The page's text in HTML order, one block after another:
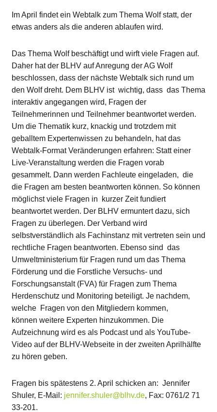
Im April findet ein Webtalk zum Thema Wolf statt, der
etwas anders als die anderen ablaufen wird.
Das Thema Wolf beschäftigt und wirft viele Fragen auf.
Daher hat der BLHV auf Anregung der AG Wolf
beschlossen, dass der nächste Webtalk sich rund um
den Wolf dreht. Dem BLHV ist wichtig, dass das Thema
interaktiv angegangen wird, Fragen der
Teilnehmerinnen und Teilnehmer beantwortet werden.
Um die Thematik kurz, knackig und trotzdem mit
geballtem Expertenwissen zu behandeln, hat das
Webtalk-Format Veränderungen erfahren: Statt einer
Live-Veranstaltung werden die Fragen vorab
gesammelt. Dann werden Fachleute eingeladen, die
die Fragen am besten beantworten können. So können
möglichst viele Fragen in kurzer Zeit fundiert
beantwortet werden. Der BLHV ermuntert dazu, sich
Fragen zu überlegen. Der Verband wird
selbstverständlich als Fachinstanz mit vertreten sein und
rechtliche Fragen beantworten. Ebenso sind das
Umweltministerium für Fragen rund um das Thema
Förderung und die Forstliche Versuchs- und
Forschungsanstalt (FVA) für Fragen zum Thema
Herdenschutz und Monitoring beteiligt. Je nachdem,
welche Fragen von den Mitgliedern kommen,
können weitere Experten hinzukommen. Die
Aufzeichnung wird es als Podcast und als YouTube-
Video auf der BLHV-Webseite in der zweiten Aprilhälfte
zu hören geben.
Fragen bis spätestens 2. April schicken an: Jennifer
Shuler, E-Mail: jennifer.shuler@blhv.de, Fax: 0761/2 71
33-201.